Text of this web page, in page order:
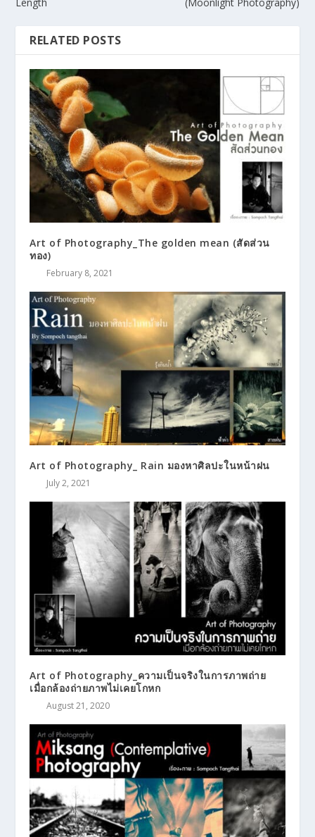
Length
(Moonlight Photography)
RELATED POSTS
Art of Photography_The golden mean (สัดส่วน
ทอง)
February 8, 2021
Art of Photography_ Rain มองหาศิลปะในหน้าฝน
July 2, 2021
Art of Photography_ความเป็นจริงในการภาพถ่าย
เมื่อกล้องถ่ายภาพไม่เคยโกหก
August 21, 2020